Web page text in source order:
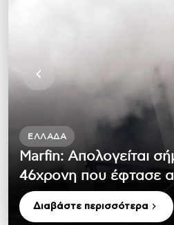
ΕΛΛΆΔΑ
Marfin: Απολογείται
46χρονη που έφτασε
Διαβάστε περισσότερα